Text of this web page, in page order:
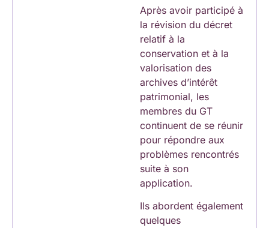
Après avoir participé à
la révision du décret
relatif à la
conservation et à la
valorisation des
archives d’intérêt
patrimonial, les
membres du GT
continuent de se réunir
pour répondre aux
problèmes rencontrés
suite à son
application.
Ils abordent également
quelques